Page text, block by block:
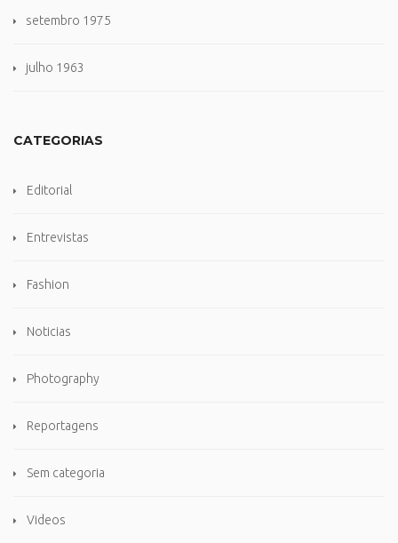
setembro 1975
julho 1963
CATEGORIAS
Editorial
Entrevistas
Fashion
Noticias
Photography
Reportagens
Sem categoria
Videos